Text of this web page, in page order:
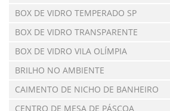
BOX DE VIDRO TEMPERADO SP
BOX DE VIDRO TRANSPARENTE
BOX DE VIDRO VILA OLÍMPIA
BRILHO NO AMBIENTE
CAIMENTO DE NICHO DE BANHEIRO
CENTRO DE MESA DE PÁSCOA